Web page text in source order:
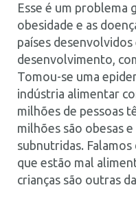
Esse é um problema
obesidade e as
países desenvolvidos
desenvolvimento,
Tomou-se uma
indústria alimentar
milhões de pessoas
milhões são obesas
subnutridas.
que estão mal
crianças são outras